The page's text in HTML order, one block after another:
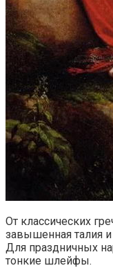
От классических
завышенная талия
Для праздничных
тонкие шлейфы.